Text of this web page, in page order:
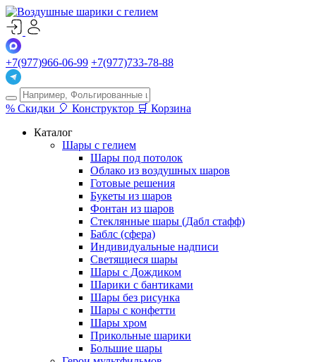
+7(977)966-06-99 +7(977)733-78-88
% Скидки 🎈 Конструктор 🛒 Корзина
Каталог
Шары с гелием
Шары под потолок
Облако из воздушных шаров
Готовые решения
Букеты из шаров
Фонтан из шаров
Стеклянные шары (Дабл стафф)
Баблс (сфера)
Индивидуальные надписи
Светящиеся шары
Шары с Дождиком
Шарики с бантиками
Шары без рисунка
Шары с конфетти
Шары хром
Прикольные шарики
Большие шары